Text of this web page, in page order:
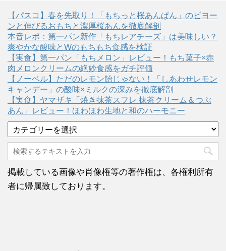
【パスコ】春を先取り！「もちっと桜あんぱん」のビヨー
ンと伸びるおもちと濃厚桜あんを徹底解剖
本音レポ：第一パン新作「もちレアチーズ」は美味しい？
爽やかな酸味とWのもちもち食感を検証
【実食】第一パン「もちメロン」レビュー！もち菓子×赤
肉メロンクリームの絶妙食感をガチ評価
【ノーベル】ただのレモン飴じゃない！「しあわせレモン
キャンデー」の酸味×ミルクの深みを徹底解剖
【実食】ヤマザキ「焼き抹茶スフレ 抹茶クリーム＆つぶ
あん」レビュー！ほわほわ生地と和のハーモニー
テ
ゴ
リ
ー
掲載している画像や肖像権等の著作権は、各権利所有
者に帰属致しております。